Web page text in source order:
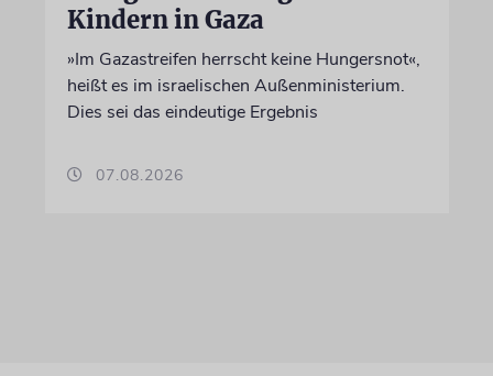
Kindern in Gaza
»Im Gazastreifen herrscht keine Hungersnot«,
heißt es im israelischen Außenministerium.
Dies sei das eindeutige Ergebnis
07.08.2026